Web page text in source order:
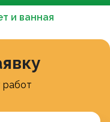
и ванная
работ